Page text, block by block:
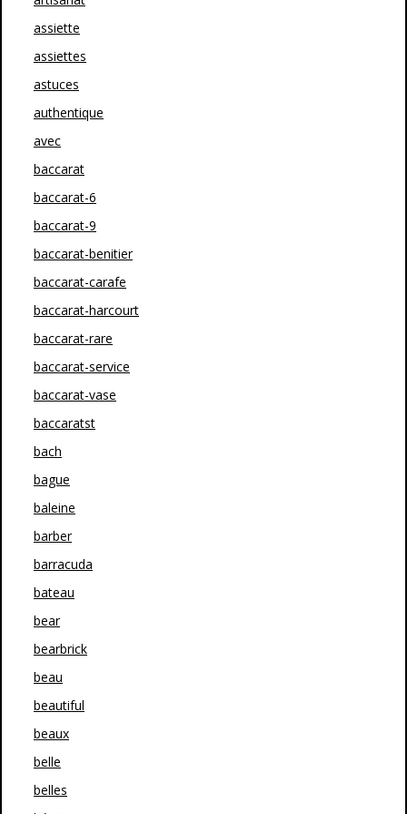
assiette
assiettes
astuces
authentique
avec
baccarat
baccarat-6
baccarat-9
baccarat-benitier
baccarat-carafe
baccarat-harcourt
baccarat-rare
baccarat-service
baccarat-vase
baccaratst
bach
bague
baleine
barber
barracuda
bateau
bear
bearbrick
beau
beautiful
beaux
belle
belles